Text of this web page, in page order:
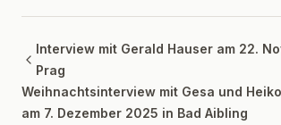
Interview mit Gerald Hauser am 22.
Prag
Weihnachtsinterview mit Gesa und
am 7. Dezember 2025 in Bad Aibling